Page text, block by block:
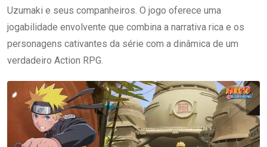
Uzumaki e seus companheiros. O jogo oferece uma
jogabilidade envolvente que combina a narrativa rica e os
personagens cativantes da série com a dinâmica de um
verdadeiro Action RPG.